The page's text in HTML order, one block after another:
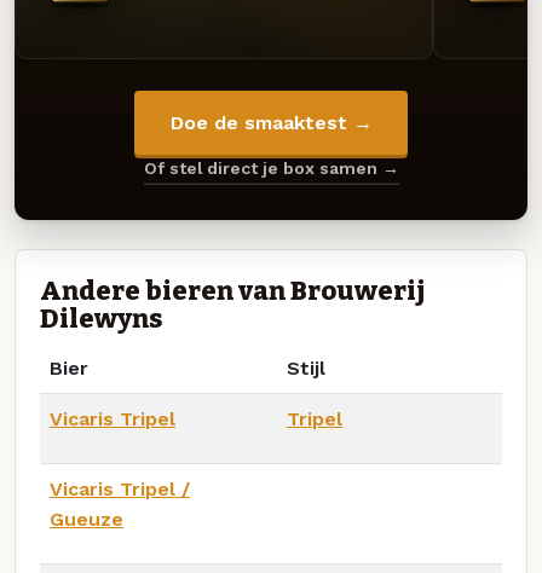
Doe de smaaktest →
Of stel direct je box samen →
Andere bieren van Brouwerij
Dilewyns
Bier Stijl
Vicaris Tripel Tripel
Vicaris Tripel /
Gueuze